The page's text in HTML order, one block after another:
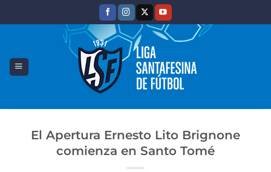
El Apertura Ernesto Lito Brignone
comienza en Santo Tomé